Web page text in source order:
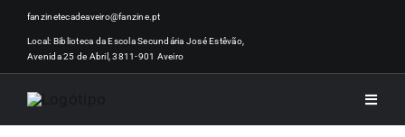
Skip
content
fanzinetecadeaveiro@fanzine.pt
Local: Biblioteca da Escola Secundária José Estêvão,
Avenida 25 de Abril, 3811-901 Aveiro
Toggle